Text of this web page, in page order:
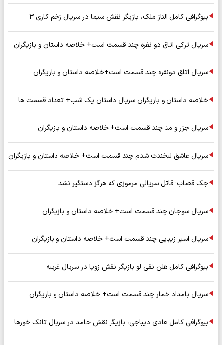
بیوگرافی کامل الناز ملک، بازیگر نقش سیما در سریال زخم کاری ۳
سریال ترکی اتاق دو نفره چند قسمت است+ خلاصه داستان و بازیگران
سریال اتاق دونفره چند قسمت است+خلاصه داستان و بازیگران
خلاصه داستان و بازیگران سریال داستان یک شب+ تعداد قسمت ها
سریال جزر و مد چند قسمت است+ خلاصه داستان و بازیگران
سریال عاشق لبخندت شدم چند قسمت است+ خلاصه داستان و بازیگران
جک قصاب؛ قاتل سریالی مرموزی که هرگز دستگیر نشد
سریال سوجان چند قسمت است+ خلاصه داستان و بازیگران
سریال اسیر زیبایی چند قسمت است+ خلاصه داستان و بازیگران
بیوگرافی کامل هلن نقی لو بازیگر نقش زویا در سریال غریبه
سریال بامداد خمار چند قسمت است+ خلاصه داستان و بازیگران
بیوگرافی کامل هادی دیباجی، بازیگر نقش حامد در سریال تانک خورها